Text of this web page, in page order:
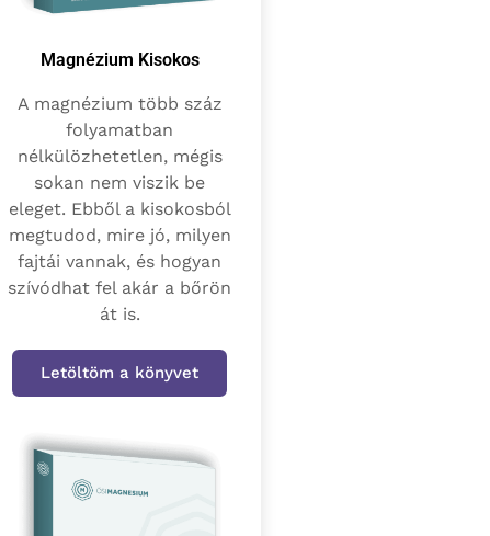
Magnézium Kisokos
A magnézium több száz
folyamatban
nélkülözhetetlen, mégis
sokan nem viszik be
eleget. Ebből a kisokosból
megtudod, mire jó, milyen
fajtái vannak, és hogyan
szívódhat fel akár a bőrön
át is.
Letöltöm a könyvet